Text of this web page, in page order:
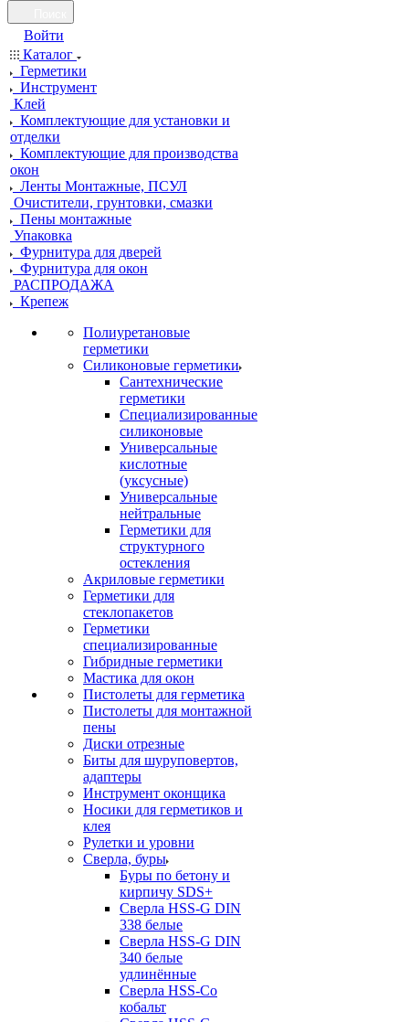
Войти
Каталог
Герметики
Инструмент
Клей
Комплектующие для установки и
отделки
Комплектующие для производства
окон
Ленты Монтажные, ПСУЛ
Очистители, грунтовки, смазки
Пены монтажные
Упаковка
Фурнитура для дверей
Фурнитура для окон
РАСПРОДАЖА
Крепеж
Полиуретановые
герметики
Силиконовые герметики
Сантехнические
герметики
Специализированные
силиконовые
Универсальные
кислотные
(уксусные)
Универсальные
нейтральные
Герметики для
структурного
остекления
Акриловые герметики
Герметики для
стеклопакетов
Герметики
специализированные
Гибридные герметики
Мастика для окон
Пистолеты для герметика
Пистолеты для монтажной
пены
Диски отрезные
Биты для шуруповертов,
адаптеры
Инструмент оконщика
Носики для герметиков и
клея
Рулетки и уровни
Сверла, буры
Буры по бетону и
кирпичу SDS+
Сверла HSS-G DIN
338 белые
Сверла HSS-G DIN
340 белые
удлинённые
Сверла HSS-Co
кобальт